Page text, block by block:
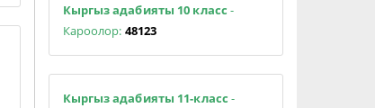
Кыргыз адабияты 10 класс -
Кароолор: 48123
Кыргыз адабияты 11-класс -